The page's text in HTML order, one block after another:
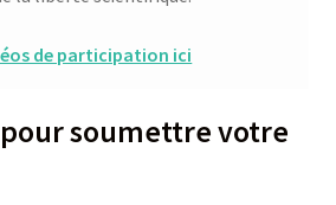
de participation ici
soumettre votre